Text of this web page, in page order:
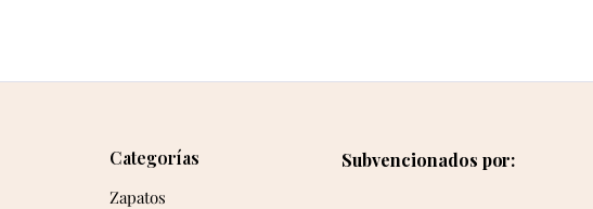
Categorías
Zapatos
Subvencionados por: